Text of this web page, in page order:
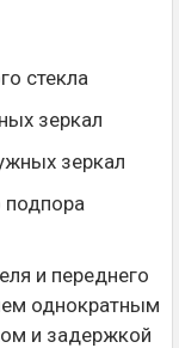
стекла
зеркал
зеркал
подпора
и переднего
однократным
и задержкой